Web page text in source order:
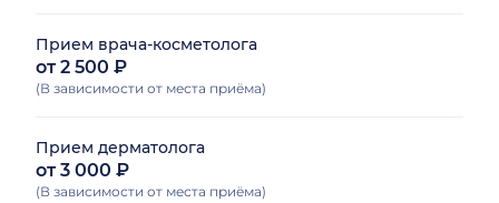
Прием врача-косметолога
от 2 500 ₽
(В зависимости от места приёма)
Прием дерматолога
от 3 000 ₽
(В зависимости от места приёма)